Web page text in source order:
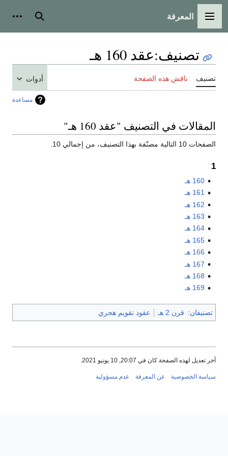
القائمة الرئيسية
المعرفة بحث
تصنيف:عقد 160 هـ
تصنيف ناقش هذه الصفحة أدوات
مساعدة
المقالات في التصنيف "عقد 160 هـ"
الصفحات 10 التالية مصنّفة بهذا التصنيف، من إجمالي 10.
1
160 هـ
161 هـ
162 هـ
163 هـ
164 هـ
165 هـ
166 هـ
167 هـ
168 هـ
169 هـ
تصنيفان: قرن 2 هـ عقود تقويم هجري
آخر تعديل لهذه الصفحة كان في 20:07, 10 يونيو 2021.
سياسة الخصوصية عن المعرفة عدم مسؤولية